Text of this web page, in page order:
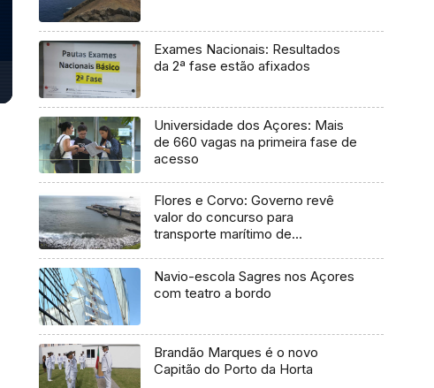
Exames Nacionais: Resultados
da 2ª fase estão afixados
Universidade dos Açores: Mais
de 660 vagas na primeira fase de
acesso
Flores e Corvo: Governo revê
valor do concurso para
transporte marítimo de
Navio-escola Sagres nos Açores
com teatro a bordo
Brandão Marques é o novo
Capitão do Porto da Horta